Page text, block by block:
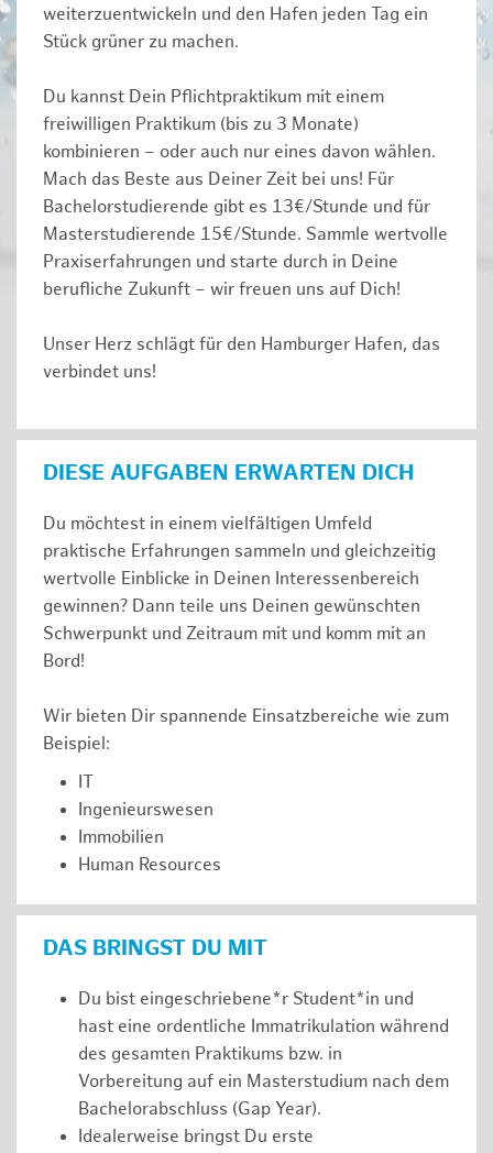
weiterzuentwickeln und den Hafen jeden Tag ein
Stück grüner zu machen.
Du kannst Dein Pflichtpraktikum mit einem
freiwilligen Praktikum (bis zu 3 Monate)
kombinieren – oder auch nur eines davon wählen.
Mach das Beste aus Deiner Zeit bei uns! Für
Bachelorstudierende gibt es 13€/Stunde und für
Masterstudierende 15€/Stunde. Sammle wertvolle
Praxiserfahrungen und starte durch in Deine
berufliche Zukunft – wir freuen uns auf Dich!
Unser Herz schlägt für den Hamburger Hafen, das
verbindet uns!
DIESE AUFGABEN ERWARTEN DICH
Du möchtest in einem vielfältigen Umfeld
praktische Erfahrungen sammeln und gleichzeitig
wertvolle Einblicke in Deinen Interessenbereich
gewinnen? Dann teile uns Deinen gewünschten
Schwerpunkt und Zeitraum mit und komm mit an
Bord!
Wir bieten Dir spannende Einsatzbereiche wie zum
Beispiel:
IT
Ingenieurswesen
Immobilien
Human Resources
DAS BRINGST DU MIT
Du bist eingeschriebene*r Student*in und
hast eine ordentliche Immatrikulation während
des gesamten Praktikums bzw. in
Vorbereitung auf ein Masterstudium nach dem
Bachelorabschluss (Gap Year).
Idealerweise bringst Du erste